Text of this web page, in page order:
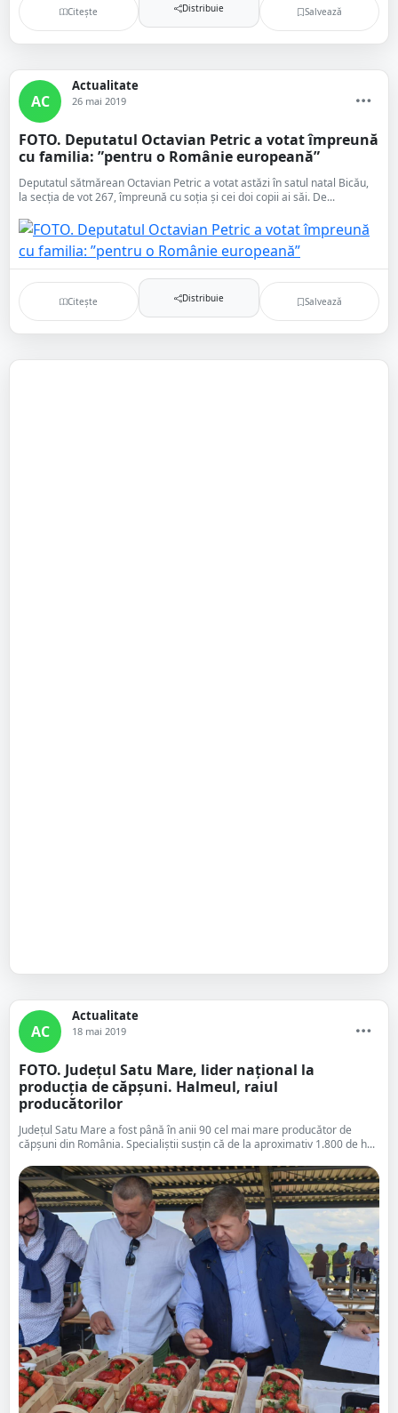
Citește Distribuie Salvează
AC
Actualitate
26 mai 2019
FOTO. Deputatul Octavian Petric a votat împreună
cu familia: ”pentru o Românie europeană”
Deputatul sătmărean Octavian Petric a votat astăzi în satul natal Bicău,
la secția de vot 267, împreună cu soția și cei doi copii ai săi. De...
Citește Distribuie Salvează
AC
Actualitate
18 mai 2019
FOTO. Județul Satu Mare, lider național la
producția de căpșuni. Halmeul, raiul
producătorilor
Județul Satu Mare a fost până în anii 90 cel mai mare producător de
căpșuni din România. Specialiștii susțin că de la aproximativ 1.800 de h...